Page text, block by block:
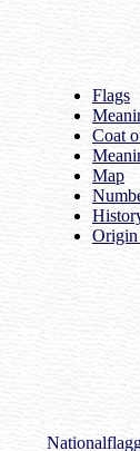
Flags
Coat
Map
Origin